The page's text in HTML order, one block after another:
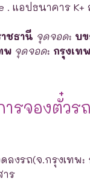
. แอปธนาคาร
ชธานี จุดจอด: บ
พ จุดจอด: กรุงเท
รจองตั๋วร
ลงรถ(จ.กรุงเทพ:
าร